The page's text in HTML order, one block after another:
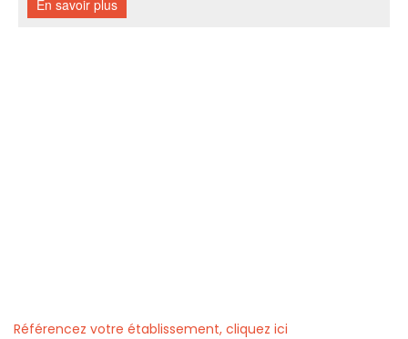
Référencez votre établissement, cliquez ici